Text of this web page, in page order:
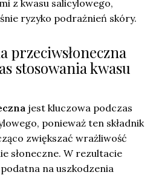
z kwasu salicylowego,
ryzyko podrażnień skóry.
przeciwsłoneczna
stosowania kwasu
jest kluczowa podczas
ponieważ ten składnik
zwiększać wrażliwość
słoneczne. W rezultacie
na uszkodzenia